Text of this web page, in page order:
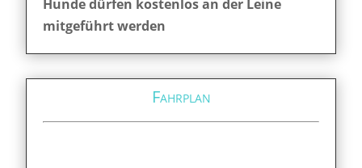
Hunde dürfen kostenlos an der Leine
mitgeführt werden
Fahrplan